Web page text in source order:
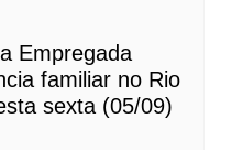
Empregada
familiar no Rio
sexta (05/09)